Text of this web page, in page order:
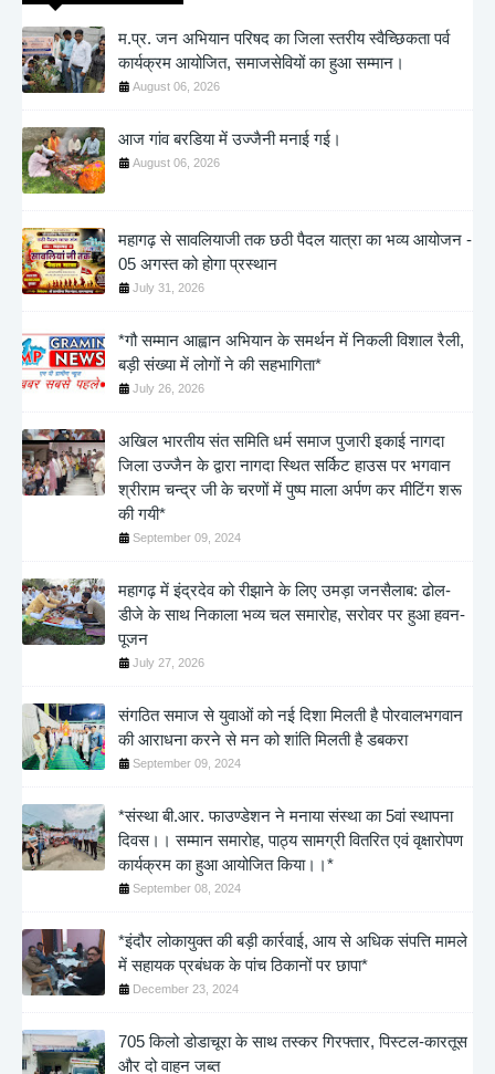
म.प्र. जन अभियान परिषद का जिला स्तरीय स्वैच्छिकता पर्व
कार्यक्रम आयोजित, समाजसेवियों का हुआ सम्मान।
August 06, 2026
आज गांव बरडिया में उज्जैनी मनाई गई।
August 06, 2026
महागढ़ से सावलियाजी तक छठी पैदल यात्रा का भव्य आयोजन -
05 अगस्त को होगा प्रस्थान
July 31, 2026
*गौ सम्मान आह्वान अभियान के समर्थन में निकली विशाल रैली,
बड़ी संख्या में लोगों ने की सहभागिता*
July 26, 2026
अखिल भारतीय संत समिति धर्म समाज पुजारी इकाई नागदा
जिला उज्जैन के द्वारा नागदा स्थित सर्किट हाउस पर भगवान
श्रीराम चन्द्र जी के चरणों में पुष्प माला अर्पण कर मीटिंग शरू
की गयी*
September 09, 2024
महागढ़ में इंद्रदेव को रीझाने के लिए उमड़ा जनसैलाब: ढोल-
डीजे के साथ निकाला भव्य चल समारोह, सरोवर पर हुआ हवन-
पूजन
July 27, 2026
संगठित समाज से युवाओं को नई दिशा मिलती है पोरवालभगवान
की आराधना करने से मन को शांति मिलती है डबकरा
September 09, 2024
*संस्था बी.आर. फाउण्डेशन ने मनाया संस्था का 5वां स्थापना
दिवस।। सम्मान समारोह, पाठ्य सामग्री वितरित एवं वृक्षारोपण
कार्यक्रम का हुआ आयोजित किया।।*
September 08, 2024
*इंदौर लोकायुक्त की बड़ी कार्रवाई, आय से अधिक संपत्ति मामले
में सहायक प्रबंधक के पांच ठिकानों पर छापा*
December 23, 2024
705 किलो डोडाचूरा के साथ तस्कर गिरफ्तार, पिस्टल-कारतूस
और दो वाहन जब्त